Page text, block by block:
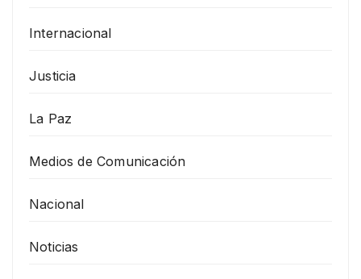
Internacional
Justicia
La Paz
Medios de Comunicación
Nacional
Noticias